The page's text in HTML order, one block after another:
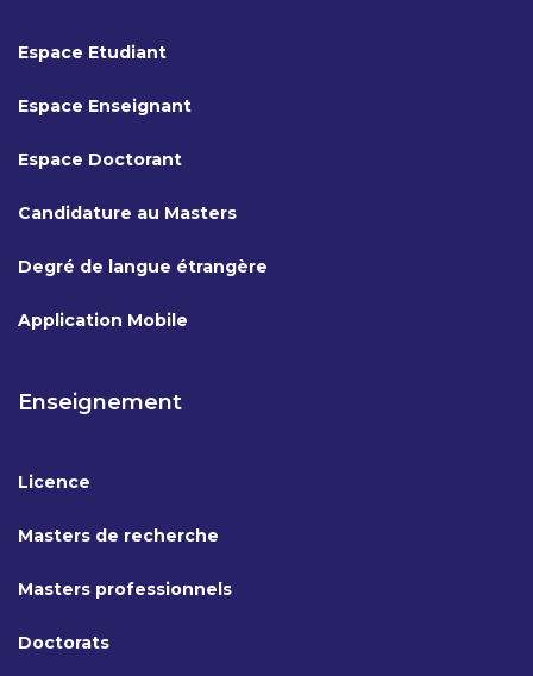
Espace Etudiant
Espace Enseignant
Espace Doctorant
Candidature au Masters
Degré de langue étrangère
Application Mobile
Enseignement
Licence
Masters de recherche
Masters professionnels
Doctorats